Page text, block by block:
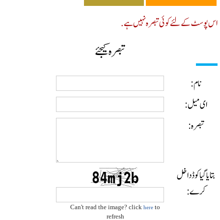
کے لئے کوئی تبصرہ نہیں ہے.
تبصرہ کیجئے
نام:
ای میل:
تبصرہ:
گیا کوڈ داخل
کرے:
Can't read the image? clickhere
refresh